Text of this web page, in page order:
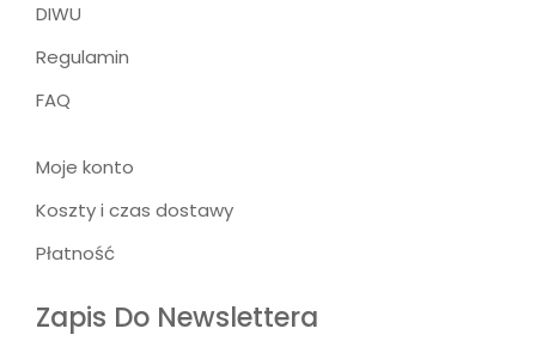
DIWU
Regulamin
FAQ
Moje konto
Koszty i czas dostawy
Płatność
Zapis Do Newslettera